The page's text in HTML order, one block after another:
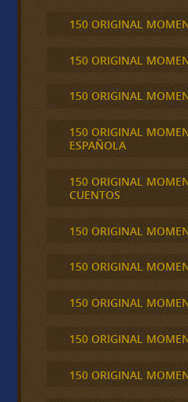
150 ORIGINAL
150 ORIGINAL
150 ORIGINAL
150 ORIGINAL
ESPAÑOLA
150 ORIGINAL
CUENTOS
150 ORIGINAL
150 ORIGINAL
150 ORIGINAL
150 ORIGINAL
150 ORIGINAL